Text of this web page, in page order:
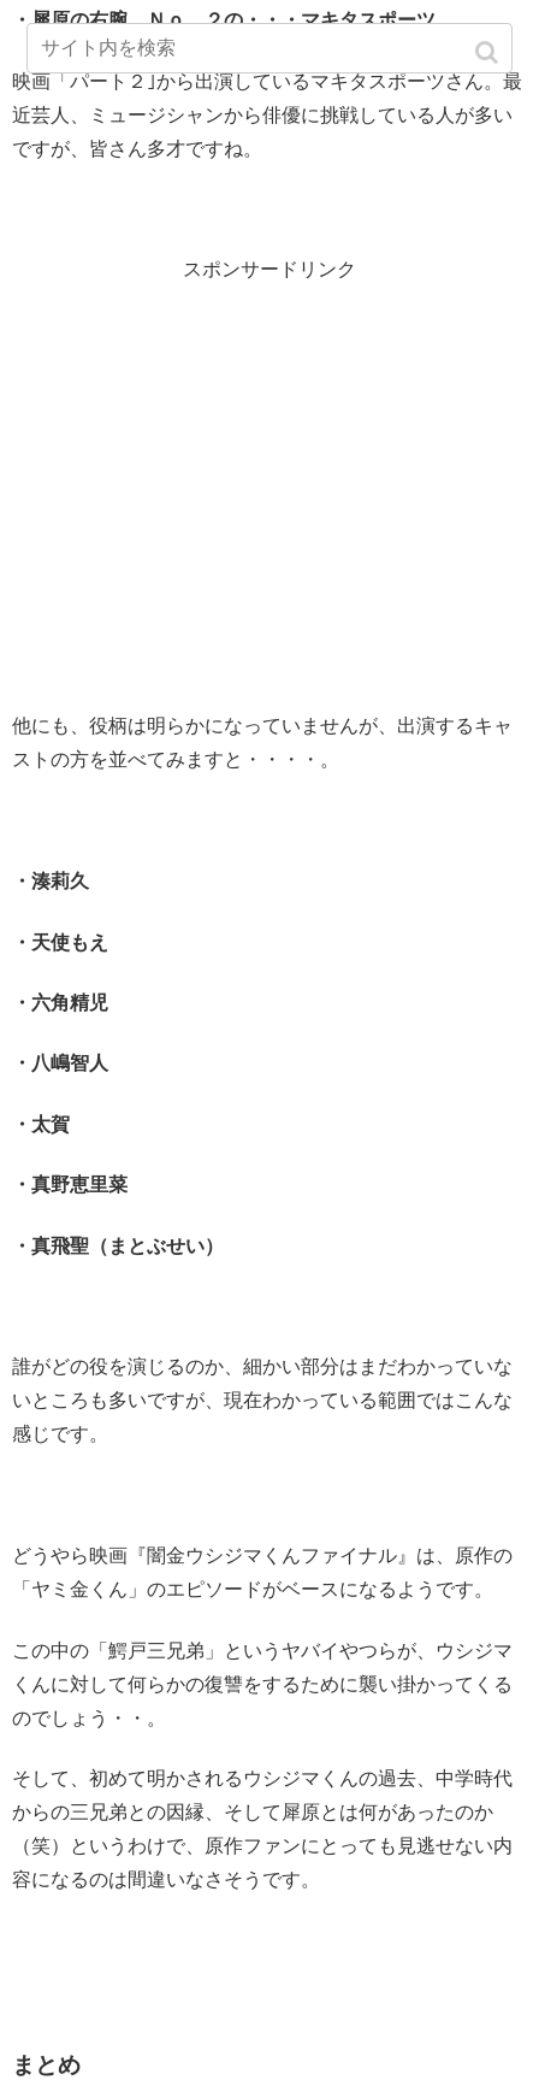
・犀原の右腕、Ｎｏ．２の・・・マキタスポーツ
映画「パート２｣から出演しているマキタスポーツさん。最
近芸人、ミュージシャンから俳優に挑戦している人が多い
ですが、皆さん多才ですね。
スポンサードリンク
他にも、役柄は明らかになっていませんが、出演するキャ
ストの方を並べてみますと・・・・。
・湊莉久
・天使もえ
・六角精児
・八嶋智人
・太賀
・真野恵里菜
・真飛聖（まとぶせい）
誰がどの役を演じるのか、細かい部分はまだわかっていな
いところも多いですが、現在わかっている範囲ではこんな
感じです。
どうやら映画『闇金ウシジマくんファイナル』は、
原作の
「ヤミ金くん」のエピソードがベースになるようです。
この中の「鰐戸三兄弟」というヤバイやつらが、ウシジマ
くんに対して何らかの復讐をするために襲い掛かってくる
のでしょう・・。
そして、初めて明かされるウシジマくんの過去、中学時代
からの三兄弟との因縁、そして犀原とは何があったのか
（笑）というわけで、原作ファンにとっても見逃せない内
容になるのは間違いなさそうです。
まとめ